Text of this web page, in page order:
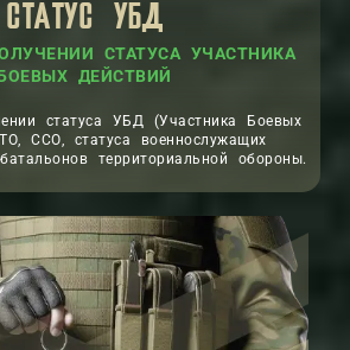
СТАТУС УБД
СТАТУСА УЧАСТНИКА
ДЕЙСТВИЙ
статуса УБД (Участника Боевых
ССО, статуса военнослужащих
территориальной обороны.